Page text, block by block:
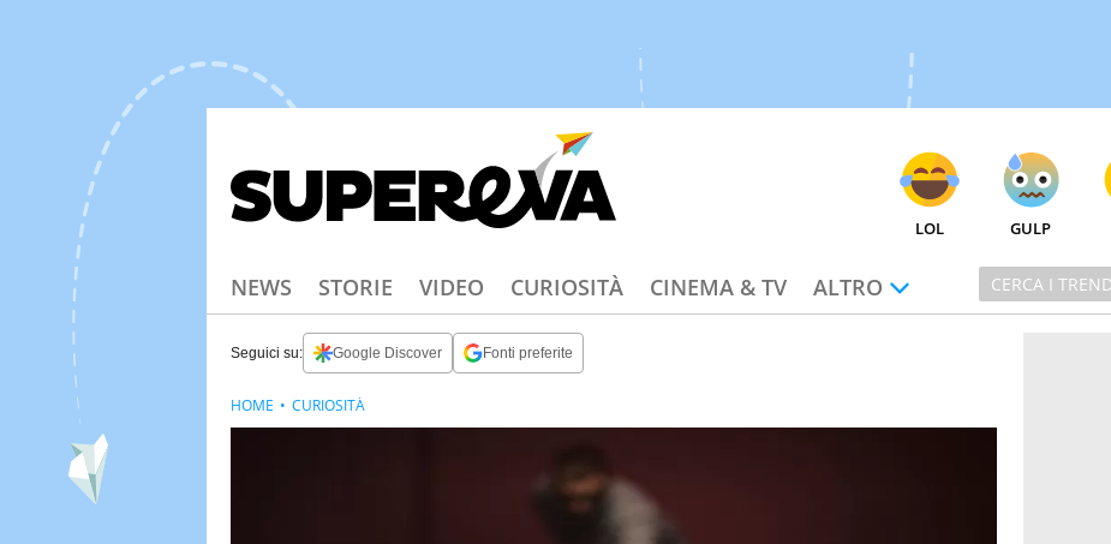
LOL GULP
NEWS STORIE VIDEO CURIOSITÀ CINEMA & TV ALTRO
Seguici su: Google Discover Fonti preferite
HOME CURIOSITÀ